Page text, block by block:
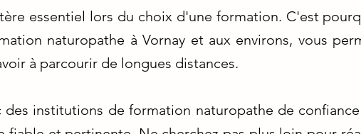
essentiel lors du choix d'une formation. C'est
naturopathe à Vornay et aux environs, vous
à parcourir de longues distances.
institutions de formation naturopathe de confiance